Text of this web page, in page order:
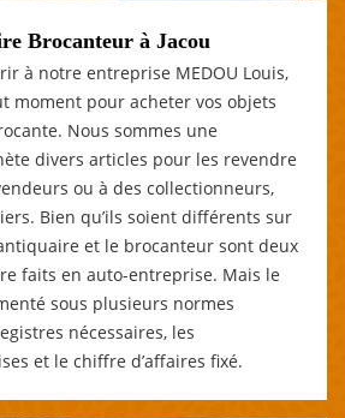
Brocanteur à Jacou
à notre entreprise MEDOU Louis,
moment pour acheter vos objets
Nous sommes une
divers articles pour les revendre
ou à des collectionneurs,
Bien qu’ils soient différents sur
et le brocanteur sont deux
faits en auto-entreprise. Mais le
sous plusieurs normes
nécessaires, les
et le chiffre d’affaires fixé.